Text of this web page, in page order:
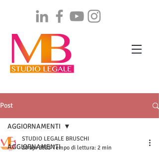
Post
AGGIORNAMENTI
AGGIORNAMENTI
STUDIO LEGALE BRUSCHI
20 apr 2023 Tempo di lettura: 2 min